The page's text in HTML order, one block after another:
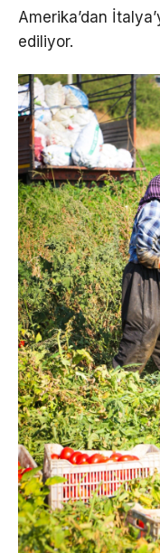
Amerika’dan
ediliyor.